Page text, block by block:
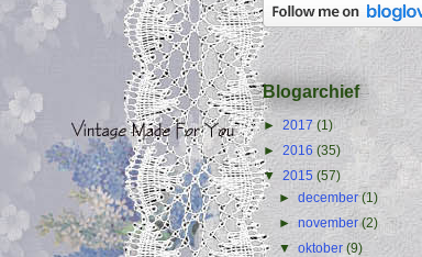
Blogarchief
► 2017 (1)
► 2016 (35)
▼ 2015 (57)
►december(1)
►november(2)
▼oktober(9)